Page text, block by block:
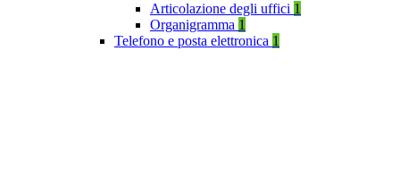
Articolazione degli uffici 1
Organigramma 1
Telefono e posta elettronica 1